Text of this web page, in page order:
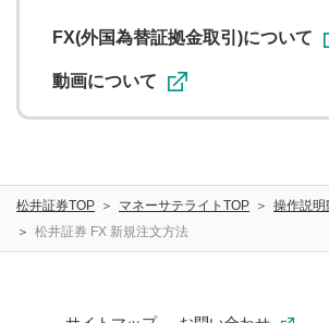
ることがあります。
FX(外国為替証拠金取引)について
動画について
松井証券TOP マネーサテライトTOP 操作説明
松井証券 FX 新規注文方法